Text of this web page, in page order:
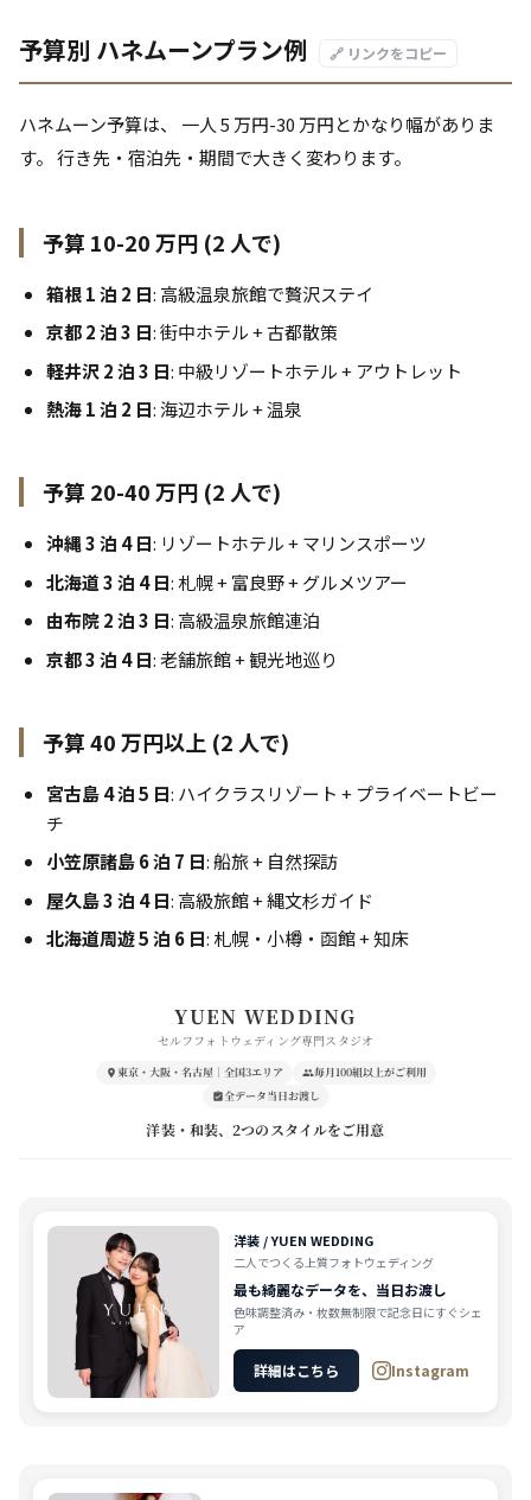
予算別 ハネムーンプラン例 🔗 リンクをコピー
ハネムーン予算は、 一人 5 万円-30 万円とかなり幅がありま
す。 行き先・宿泊先・期間で大きく変わります。
予算 10-20 万円 (2 人で)
箱根 1 泊 2 日: 高級温泉旅館で贅沢ステイ
京都 2 泊 3 日: 街中ホテル + 古都散策
軽井沢 2 泊 3 日: 中級リゾートホテル + アウトレット
熱海 1 泊 2 日: 海辺ホテル + 温泉
予算 20-40 万円 (2 人で)
沖縄 3 泊 4 日: リゾートホテル + マリンスポーツ
北海道 3 泊 4 日: 札幌 + 富良野 + グルメツアー
由布院 2 泊 3 日: 高級温泉旅館連泊
京都 3 泊 4 日: 老舗旅館 + 観光地巡り
予算 40 万円以上 (2 人で)
宮古島 4 泊 5 日: ハイクラスリゾート + プライベートビー
チ
小笠原諸島 6 泊 7 日: 船旅 + 自然探訪
屋久島 3 泊 4 日: 高級旅館 + 縄文杉ガイド
北海道周遊 5 泊 6 日: 札幌・小樽・函館 + 知床
YUEN WEDDING
セルフフォトウェディング専門スタジオ
東京・大阪・名古屋｜全国3エリア
毎月100組以上がご利用
全データ当日お渡し
洋装・和装、2つのスタイルをご用意
洋装 / YUEN WEDDING
二人でつくる上質フォトウェディング
最も綺麗なデータを、当日お渡し
色味調整済み・枚数無制限で記念日にすぐシェ
ア
詳細はこちら Instagram